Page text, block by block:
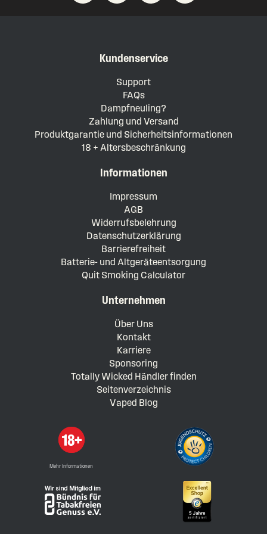
Kundenservice
Support
FAQs
Dampfneuling?
Zahlung und Versand
Produktgarantie und Sicherheitsinformationen
18 + Altersbeschränkung
Informationen
Impressum
AGB
Widerrufsbelehrung
Datenschutzerklärung
Barrierefreiheit
Batterie- und Altgeräteentsorgung
Quit Smoking Calculator
Unternehmen
Über Uns
Kontakt
Karriere
Sponsoring
Totally Wicked Händler finden
Seitenverzeichnis
Vaped Blog
Mehr Informationen